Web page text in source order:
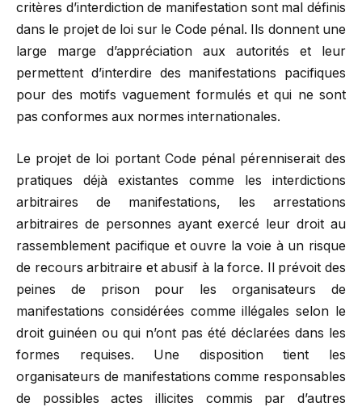
critères d’interdiction de manifestation sont mal définis
dans le projet de loi sur le Code pénal. Ils donnent une
large marge d’appréciation aux autorités et leur
permettent d’interdire des manifestations pacifiques
pour des motifs vaguement formulés et qui ne sont
pas conformes aux normes internationales.
Le projet de loi portant Code pénal pérenniserait des
pratiques déjà existantes comme les interdictions
arbitraires de manifestations, les arrestations
arbitraires de personnes ayant exercé leur droit au
rassemblement pacifique et ouvre la voie à un risque
de recours arbitraire et abusif à la force. Il prévoit des
peines de prison pour les organisateurs de
manifestations considérées comme illégales selon le
droit guinéen ou qui n’ont pas été déclarées dans les
formes requises. Une disposition tient les
organisateurs de manifestations comme responsables
de possibles actes illicites commis par d’autres